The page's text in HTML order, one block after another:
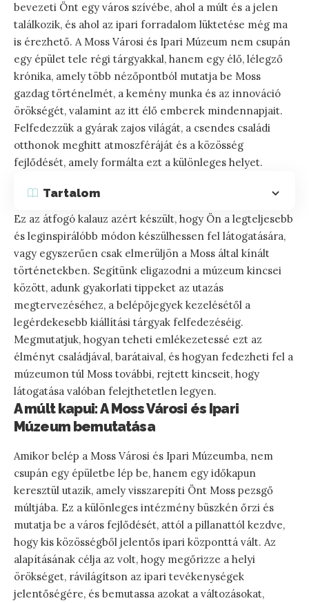
bevezeti Önt egy város szívébe, ahol a múlt és a jelen
találkozik, és ahol az ipari forradalom lüktetése még ma
is érezhető. A Moss Városi és Ipari Múzeum nem csupán
egy épület tele régi tárgyakkal, hanem egy élő, lélegző
krónika, amely több nézőpontból mutatja be Moss
gazdag történelmét, a kemény munka és az innováció
örökségét, valamint az itt élő emberek mindennapjait.
Felfedezzük a gyárak zajos világát, a csendes családi
otthonok meghitt atmoszféráját és a közösség
fejlődését, amely formálta ezt a különleges helyet.
Tartalom
Ez az átfogó kalauz azért készült, hogy Ön a legteljesebb
és leginspirálóbb módon készülhessen fel látogatására,
vagy egyszerűen csak elmerüljön a Moss által kínált
történetekben. Segítünk eligazodni a múzeum kincsei
között, adunk gyakorlati tippeket az utazás
megtervezéséhez, a belépőjegyek kezelésétől a
legérdekesebb kiállítási tárgyak felfedezéséig.
Megmutatjuk, hogyan teheti emlékezetessé ezt az
élményt családjával, barátaival, és hogyan fedezheti fel a
múzeumon túl Moss további, rejtett kincseit, hogy
látogatása valóban felejthetetlen legyen.
A múlt kapui: A Moss Városi és Ipari
Múzeum bemutatása
Amikor belép a Moss Városi és Ipari Múzeumba, nem
csupán egy épületbe lép be, hanem egy időkapun
keresztül utazik, amely visszarepíti Önt Moss pezsgő
múltjába. Ez a különleges intézmény büszkén őrzi és
mutatja be a város fejlődését, attól a pillanattól kezdve,
hogy kis közösségből jelentős ipari központtá vált. Az
alapításának célja az volt, hogy megőrizze a helyi
örökséget, rávilágítson az ipari tevékenységek
jelentőségére, és bemutassa azokat a változásokat,